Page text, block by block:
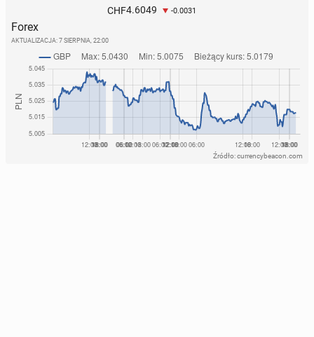
CHF4.6049 -0.0031
Forex
AKTUALIZACJA: 7 SIERPNIA, 22:00
Źródło: currencybeacon.com